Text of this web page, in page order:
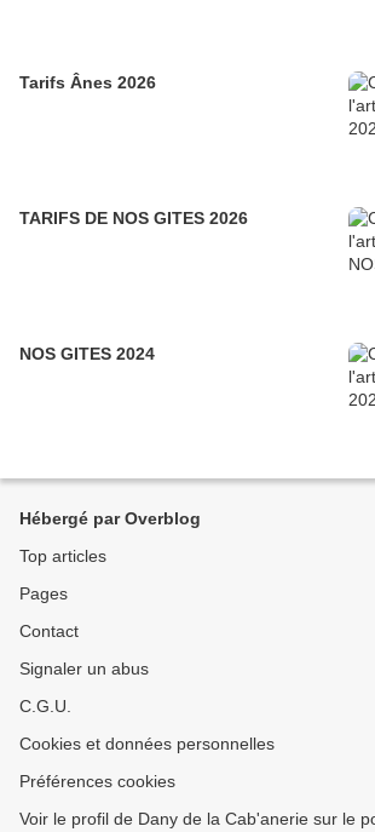
Tarifs Ânes 2026
TARIFS DE NOS GITES 2026
NOS GITES 2024
Hébergé par Overblog
Top articles
Pages
Contact
Signaler un abus
C.G.U.
Cookies et données personnelles
Préférences cookies
Voir le profil de Dany de la Cab'anerie sur le